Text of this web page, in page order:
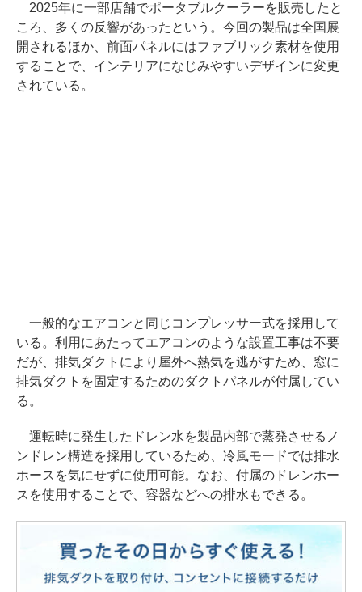
2025年に一部店舗でポータブルクーラーを販売したと
ころ、多くの反響があったという。今回の製品は全国展
開されるほか、前面パネルにはファブリック素材を使用
することで、インテリアになじみやすいデザインに変更
されている。
一般的なエアコンと同じコンプレッサー式を採用して
いる。利用にあたってエアコンのような設置工事は不要
だが、排気ダクトにより屋外へ熱気を逃がすため、窓に
排気ダクトを固定するためのダクトパネルが付属してい
る。
運転時に発生したドレン水を製品内部で蒸発させるノ
ンドレン構造を採用しているため、冷風モードでは排水
ホースを気にせずに使用可能。なお、付属のドレンホー
スを使用することで、容器などへの排水もできる。